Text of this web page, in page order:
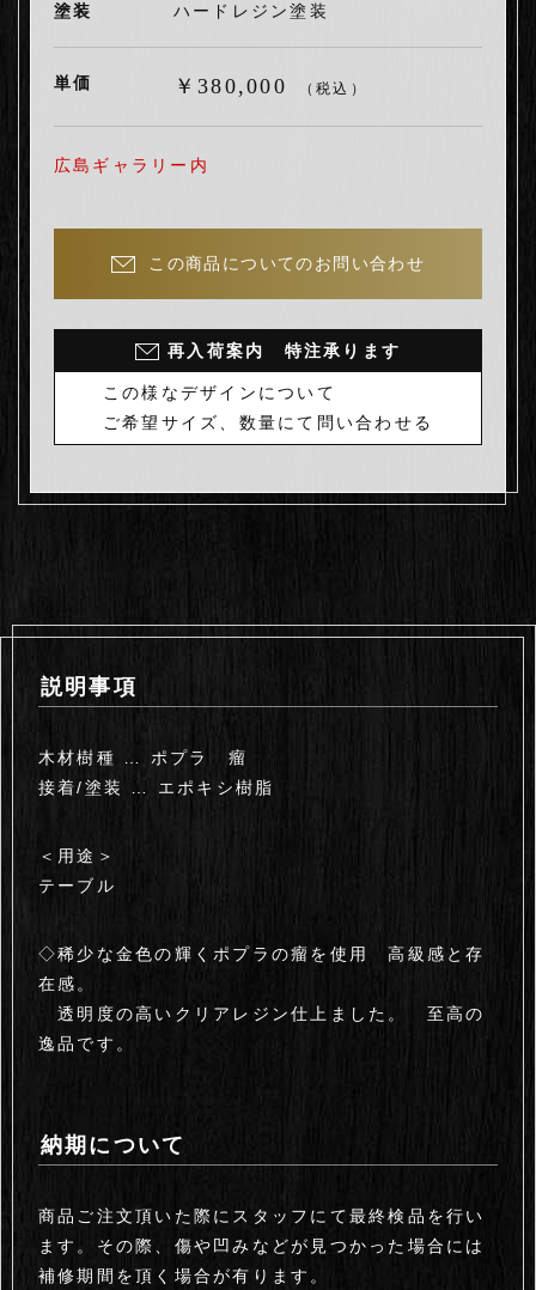
塗装 ハードレジン塗装
単価 ￥380,000 （税込）
広島ギャラリー内
この商品についてのお問い合わせ
再入荷案内 特注承ります
この様なデザインについて
ご希望サイズ、数量にて問い合わせる
説明事項
木材樹種 … ポプラ 瘤
接着/塗装 … エポキシ樹脂
＜用途＞
テーブル
◇稀少な金色の輝くポプラの瘤を使用 高級感と存
在感。
透明度の高いクリアレジン仕上ました。 至高の
逸品です。
納期について
商品ご注文頂いた際にスタッフにて最終検品を行い
ます。その際、傷や凹みなどが見つかった場合には
補修期間を頂く場合が有ります。